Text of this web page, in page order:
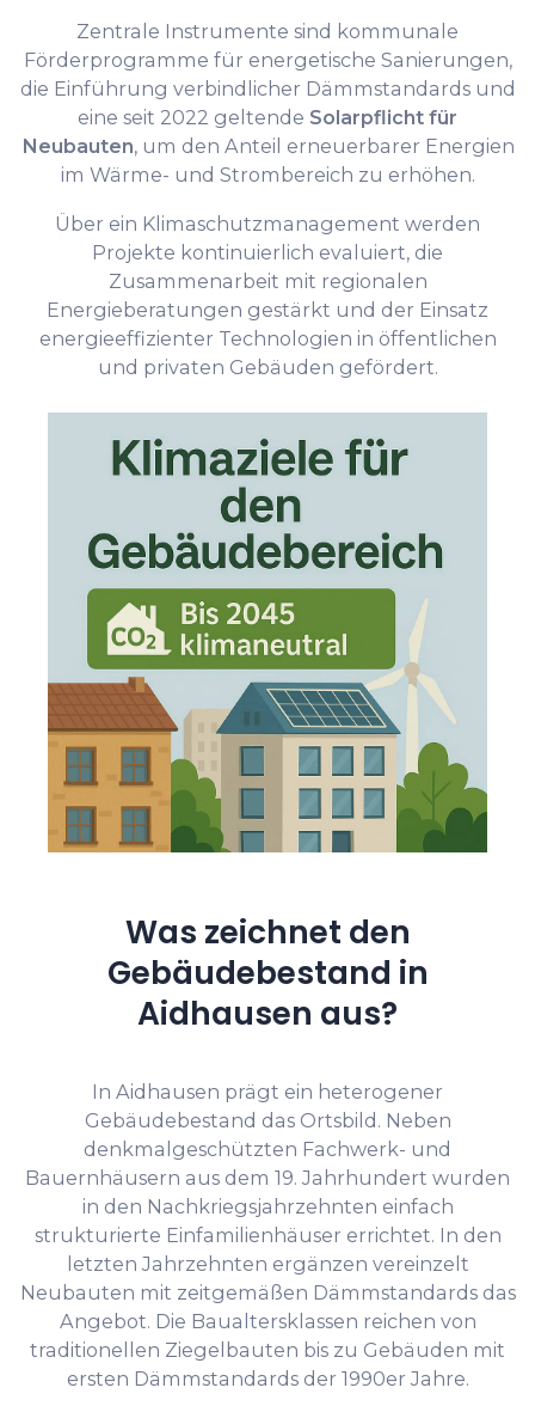
Zentrale Instrumente sind kommunale
Förderprogramme für energetische Sanierungen,
die Einführung verbindlicher Dämmstandards und
eine seit 2022 geltende Solarpflicht für
Neubauten, um den Anteil erneuerbarer Energien
im Wärme- und Strombereich zu erhöhen.
Über ein Klimaschutzmanagement werden
Projekte kontinuierlich evaluiert, die
Zusammenarbeit mit regionalen
Energieberatungen gestärkt und der Einsatz
energieeffizienter Technologien in öffentlichen
und privaten Gebäuden gefördert.
Was zeichnet den
Gebäudebestand in
Aidhausen aus?
In Aidhausen prägt ein heterogener
Gebäudebestand das Ortsbild. Neben
denkmalgeschützten Fachwerk- und
Bauernhäusern aus dem 19. Jahrhundert wurden
in den Nachkriegsjahrzehnten einfach
strukturierte Einfamilienhäuser errichtet. In den
letzten Jahrzehnten ergänzen vereinzelt
Neubauten mit zeitgemäßen Dämmstandards das
Angebot. Die Baualtersklassen reichen von
traditionellen Ziegelbauten bis zu Gebäuden mit
ersten Dämmstandards der 1990er Jahre.